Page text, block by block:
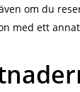
om du
med ett